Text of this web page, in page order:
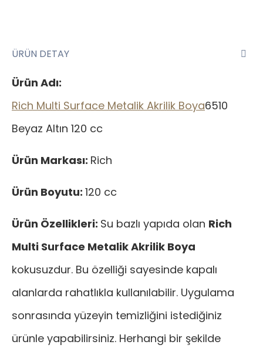
ÜRÜN DETAY
Ürün Adı:
Rich Multi Surface Metalik Akrilik Boya6510
Beyaz Altın 120 cc
Ürün Markası: Rich
Ürün Boyutu: 120 cc
Ürün Özellikleri: Su bazlı yapıda olan Rich
Multi Surface Metalik Akrilik Boya
kokusuzdur. Bu özelliği sayesinde kapalı
alanlarda rahatlıkla kullanılabilir. Uygulama
sonrasında yüzeyin temizliğini istediğiniz
ürünle yapabilirsiniz. Herhangi bir şekilde